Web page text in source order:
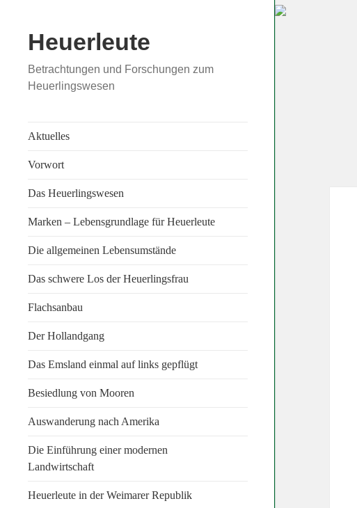
Heuerleute
Betrachtungen und Forschungen zum
Heuerlingswesen
Aktuelles
Vorwort
Das Heuerlingswesen
Marken – Lebensgrundlage für Heuerleute
Die allgemeinen Lebensumstände
Das schwere Los der Heuerlingsfrau
Flachsanbau
Der Hollandgang
Das Emsland einmal auf links gepflügt
Besiedlung von Mooren
Auswanderung nach Amerika
Die Einführung einer modernen
Landwirtschaft
Heuerleute in der Weimarer Republik